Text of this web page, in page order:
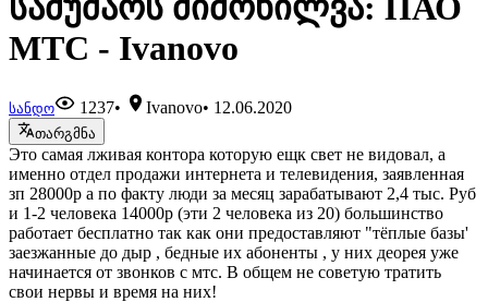
МТС - Ivanovo
სანდო 1237• Ivanovo• 12.06.2020
თარგმნა
Это самая лживая контора которую ещк свет не видовал, а
именно отдел продажи интернета и телевидения, заявленная
зп 28000р а по факту люди за месяц зарабатывают 2,4 тыс. Руб
и 1-2 человека 14000р (эти 2 человека из 20) большинство
работает бесплатно так как они предоставляют "тёплые базы'
заезжанные до дыр , бедные их абоненты , у них деорея уже
начинается от звонков с мтс. В общем не советую тратить
свои нервы и время на них!